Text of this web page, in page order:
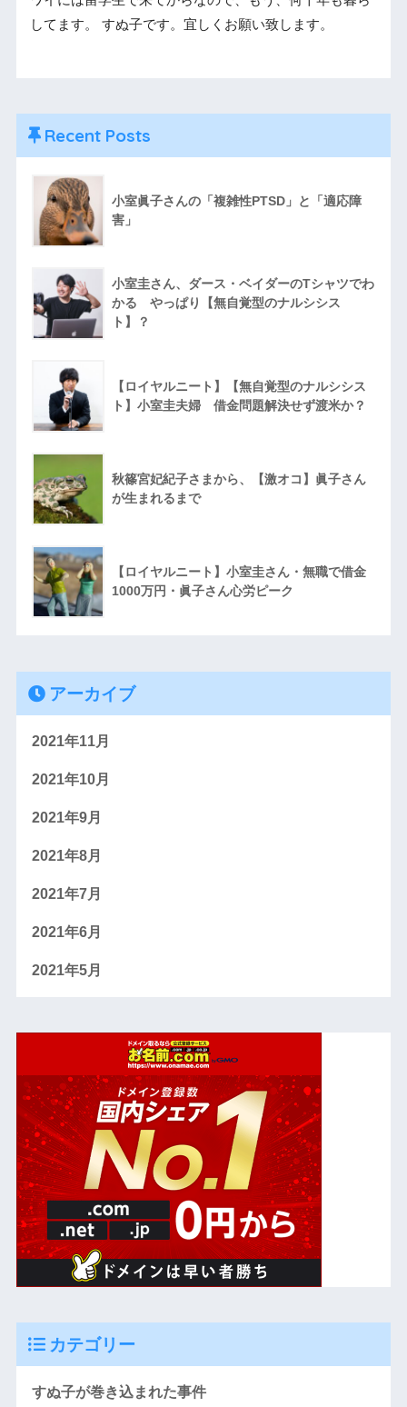
してます。 すぬ子です。宜しくお願い致します。
Recent Posts
小室眞子さんの「複雑性PTSD」と「適応障
害」
小室圭さん、ダース・ベイダーのTシャツでわ
かる やっぱり【無自覚型のナルシシス
ト】？
【ロイヤルニート】【無自覚型のナルシシス
ト】小室圭夫婦 借金問題解決せず渡米か？
秋篠宮妃紀子さまから、【激オコ】眞子さん
が生まれるまで
【ロイヤルニート】小室圭さん・無職で借金
1000万円・眞子さん心労ピーク
アーカイブ
2021年11月
2021年10月
2021年9月
2021年8月
2021年7月
2021年6月
2021年5月
カテゴリー
すぬ子が巻き込まれた事件